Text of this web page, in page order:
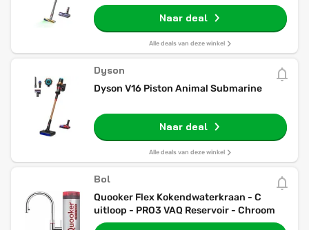
Naar deal
Alle deals van deze winkel
Dyson
Dyson V16 Piston Animal Submarine
Naar deal
Alle deals van deze winkel
Bol
Quooker Flex Kokendwaterkraan - C
uitloop - PRO3 VAQ Reservoir - Chroom